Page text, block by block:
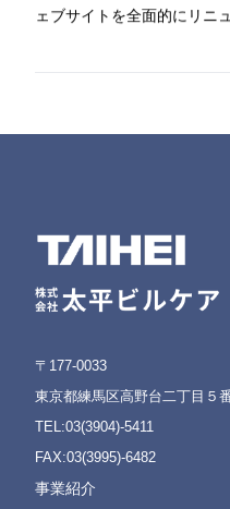
ェブサイトを全面的にリニ
〒177-0033
東京都練馬区高野台二丁目５
TEL:03(3904)-5411
FAX:03(3995)-6482
事業紹介